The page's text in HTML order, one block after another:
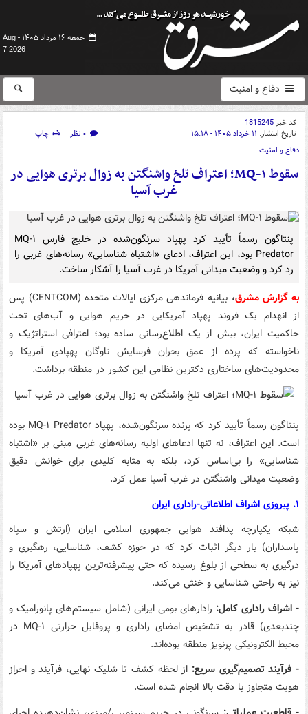
جمعه ۱۶ مرداد ۱۴۰۵ -
Aug
7 2026
دفاع و امنیت
کد خبر1815245
تاریخ انتشار: ۱۱ خرداد ۱۴۰۵ - ۱۵:۱۸ ۰ نظر
چاپ
دفاع و امنیت
سقوط MQ-۱؛ اعتراف تلخ واشنگتن به زوال برتری هوایی در
غرب آسیا
پنتاگون رسماً تأیید کرد پهپاد سرنگون‌شده در خلیج فارس MQ-۱
Predator بود، این اعتراف، ادعای «اشتباه شناسایی» رسانه‌های غربی را
رد کرد و وضعیت میدانی آمریکا در غرب آسیا را آشکار ساخت.
به گزارش مشرق،
بیانیه فرماندهی مرکزی ایالات متحده (CENTCOM) پس
از انهدام یک فروند پهپاد آمریکایی در حریم هوایی و آب‌های تحت
حاکمیت ایران، بیش از یک اطلاع‌رسانی ساده بود؛ اعترافی استراتژیک و
ناخواسته که پرده از عمق بحران فرسایش ناوگان پهپادی آمریکا و
محدودیت‌های ساختاری دکترین نظامی این کشور در منطقه برداشت.
پنتاگون رسماً تأیید کرد که پرنده سرنگون‌شده، پهپاد MQ-۱ Predator بوده
است. این اعتراف، نه تنها ادعاهای اولیه رسانه‌های غربی مبنی بر «اشتباه
شناسایی» را بی‌اساس کرد، بلکه به مثابه کلیدی برای خوانش دقیق
وضعیت میدانی واشنگتن در غرب آسیا عمل کرد.
۱. پیروزی اشراف اطلاعاتی-راداری ایران
شبکه یکپارچه پدافند هوایی جمهوری اسلامی ایران (ارتش و سپاه
پاسداران) بار دیگر اثبات کرد که در حوزه کشف، شناسایی، رهگیری و
درگیری به سطحی از بلوغ رسیده که حتی پیشرفته‌ترین پهپادهای آمریکا را
نیز به راحتی شناسایی و خنثی می‌کند.
- اشراف راداری کامل: رادارهای بومی ایرانی (شامل سیستم‌های پانورامیک و
چندبعدی) قادر به تشخیص امضای راداری و پروفایل حرارتی MQ-۱ در
محیط الکترونیکی پرنویز منطقه بوده‌اند.
- فرآیند تصمیم‌گیری سریع: از لحظه کشف تا شلیک نهایی، فرآیند و احراز
هویت متجاوز با دقت بالا انجام شده است.